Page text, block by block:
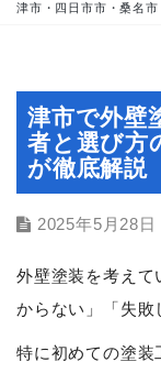
津市・四日市市・桑名
津市で外壁
者と選び方
が徹底解説
2025年5月28日
外壁塗装を考えて
からない」「失敗
特に初めての塗装